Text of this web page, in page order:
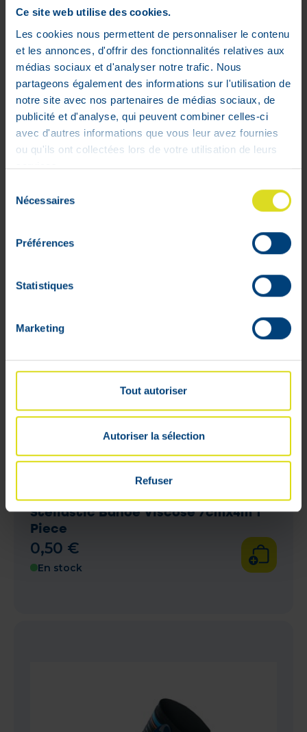
Ce site web utilise des cookies.
Les cookies nous permettent de personnaliser le contenu
et les annonces, d'offrir des fonctionnalités relatives aux
médias sociaux et d'analyser notre trafic. Nous
partageons également des informations sur l'utilisation de
notre site avec nos partenaires de médias sociaux, de
publicité et d'analyse, qui peuvent combiner celles-ci
avec d'autres informations que vous leur avez fournies
ou qu'ils ont collectées lors de votre utilisation de leurs
services.
Nécessaires
Préférences
Statistiques
Marketing
Tout autoriser
Autoriser la sélection
Refuser
Tubegauz Doigt 1.5 cm/5 m Zeno
5,70€
Stellastic Bande Viscose 7cmx4m 1
Piece
0,50 €
En stock